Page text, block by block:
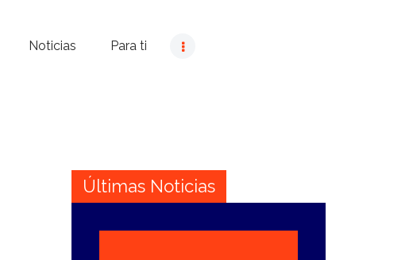
Noticias Para ti
Últimas Noticias